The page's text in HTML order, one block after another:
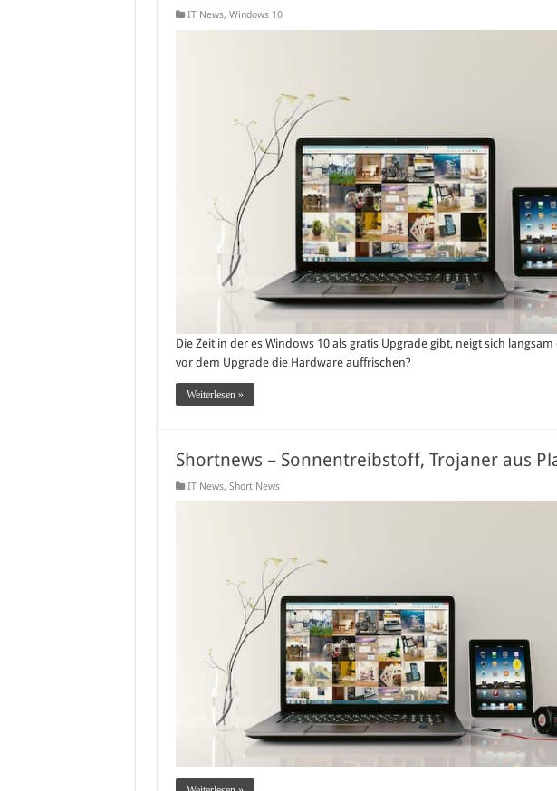
IT News, Windows 10
Die Zeit in der es Windows 10 als gratis Upgrade gibt, neigt sich langsam
vor dem Upgrade die Hardware auffrischen?
Weiterlesen »
Shortnews – Sonnentreibstoff, Trojaner aus
IT News, Short News